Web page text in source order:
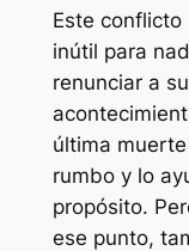
Este
inútil para
renunciar a
última muerte
rumbo y lo
propósito.
ese punto,